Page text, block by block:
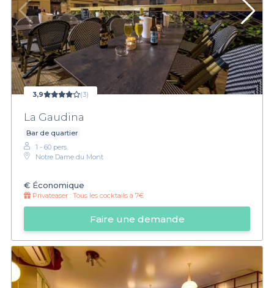
3,9 (3)
La Gaudina
Bar de quartier
1 - 60 pers.
Notre Dame du Mont
€ Économique
Privateaser : Tous les cocktails à 7€
Faire une demande